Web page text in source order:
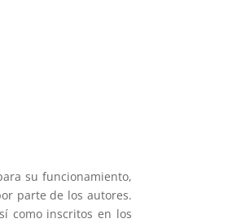
su funcionamiento,
parte de los autores.
como inscritos en los